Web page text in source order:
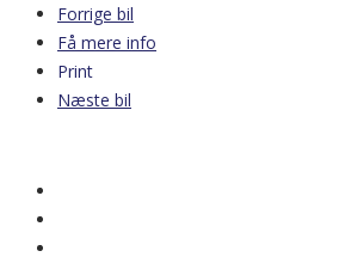
Forrige bil
Få mere info
Print
Næste bil